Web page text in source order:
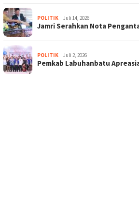
POLITIK Juli 14, 2026
Jamri Serahkan Nota
POLITIK Juli 2, 2026
Pemkab Labuhanbatu